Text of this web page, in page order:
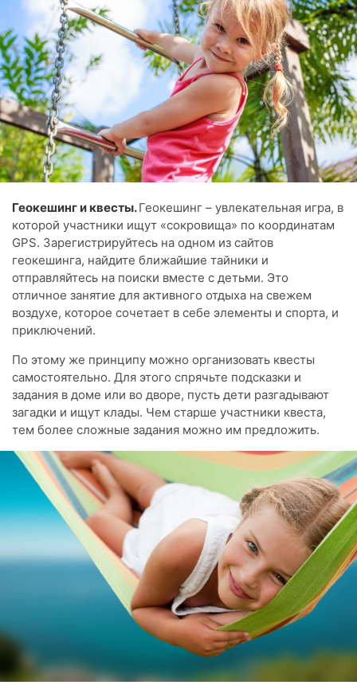
Геокешинг и квесты.Геокешинг – увлекательная игра, в
которой участники ищут «сокровища» по координатам
GPS. Зарегистрируйтесь на одном из сайтов
геокешинга, найдите ближайшие тайники и
отправляйтесь на поиски вместе с детьми. Это
отличное занятие для активного отдыха на свежем
воздухе, которое сочетает в себе элементы и спорта, и
приключений.
По этому же принципу можно организовать квесты
самостоятельно. Для этого спрячьте подсказки и
задания в доме или во дворе, пусть дети разгадывают
загадки и ищут клады. Чем старше участники квеста,
тем более сложные задания можно им предложить.